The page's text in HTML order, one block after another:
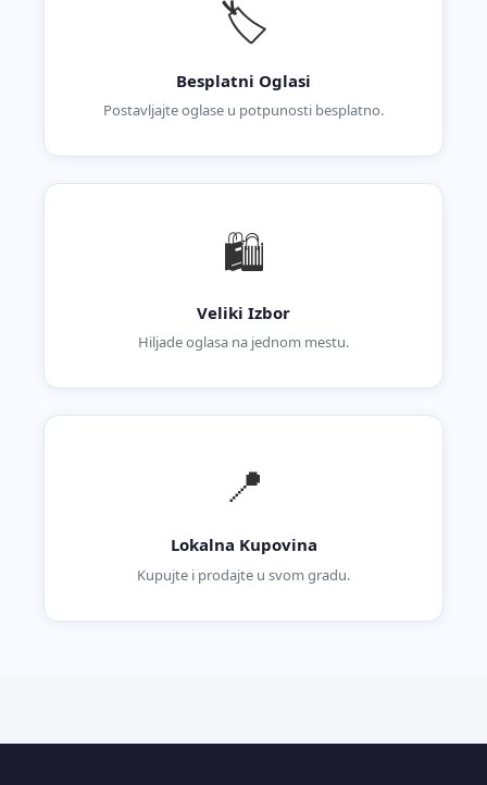
🏷️
Besplatni Oglasi
Postavljajte oglase u potpunosti besplatno.
🛍️
Veliki Izbor
Hiljade oglasa na jednom mestu.
📍
Lokalna Kupovina
Kupujte i prodajte u svom gradu.